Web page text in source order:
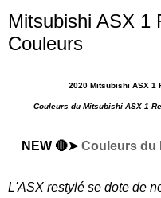
Mitsubishi ASX 1
Couleurs
2020 Mitsubishi ASX 1
Couleurs du Mitsubishi ASX 1
NEW 🔴➤Couleurs du
L'ASX restylé se dote de